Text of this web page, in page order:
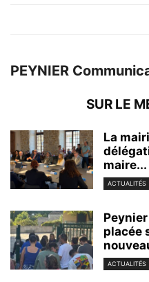
PEYNIER
SUR LE
La
maire...
ACTUALITÉS
placée
ACTUALITÉS